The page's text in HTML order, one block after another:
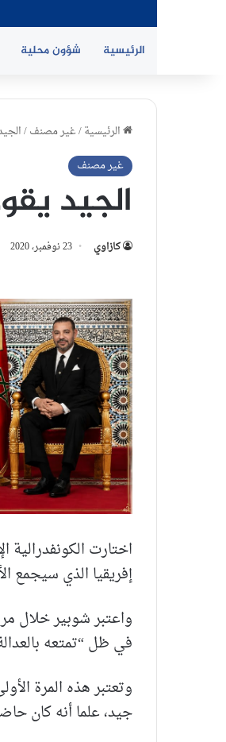
الرئيسية شؤون محلية
الرئيسية/غير مصنف/
غير مصنف
الجيد
كازاوي 23 نوفمبر، 2020
اختارت الكونفدرالية
إفريقيا الذي سيجمع
واعتبر شوبير خلال
في ظل “تمتعه
وتعتبر هذه المرة
جيد، علما أنه كان